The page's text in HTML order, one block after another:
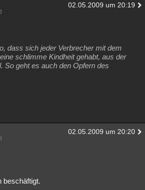
02.05.2009 um 20:19
dass sich jeder Verbrecher mit dem
schlimme Kindheit gehabt, aus der
So geht es auch den Opfern des
02.05.2009 um 20:20
beschäftigt.